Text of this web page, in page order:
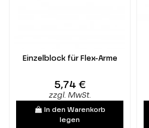
Einzelblock für Flex-Arme
5,74 €
zzgl. MwSt.
In den Warenkorb
legen